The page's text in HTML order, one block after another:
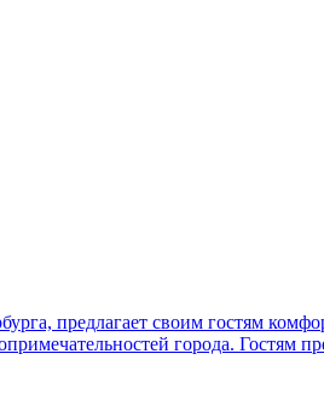
предлагает своим гостям
города. Гостям